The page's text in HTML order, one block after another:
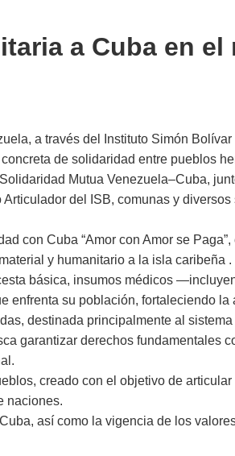
a Cuba en
a través del Instituto Simón
de solidaridad entre pueblos
Mutua Venezuela–Cuba,
del ISB, comunas y
con Cuba “Amor con Amor se
y humanitario a la isla caribeña .
básica, insumos médicos
enfrenta su población, fortaleciendo
destinada principalmente al
garantizar derechos fundamentales
creado con el objetivo de
naciones.
así como la vigencia de los